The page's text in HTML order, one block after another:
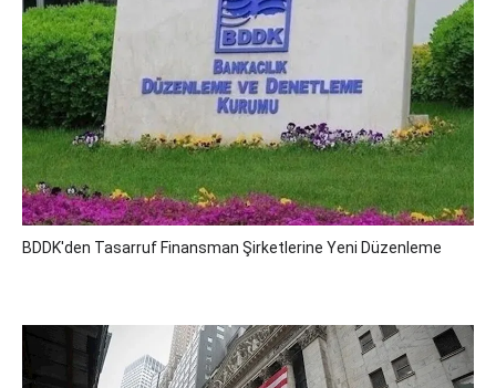
BDDK'den Tasarruf Finansman Şirketlerine Yeni Düzenleme